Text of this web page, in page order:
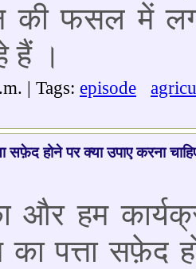
की फसल में
हैं ।
| Tags: episode
सफ़ेद होने पर क्या उपाए करना
और हम
का पत्ता सफ़ेद